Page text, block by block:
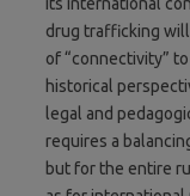
drug trafficking
of “connectivity”
historical
legal and
requires a
but for the entire